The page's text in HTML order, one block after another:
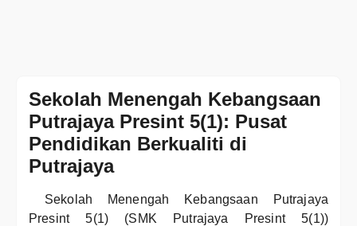
Sekolah Menengah Kebangsaan
Putrajaya Presint 5(1): Pusat
Pendidikan Berkualiti di
Putrajaya
Sekolah Menengah Kebangsaan Putrajaya
Presint 5(1) (SMK Putrajaya Presint 5(1))